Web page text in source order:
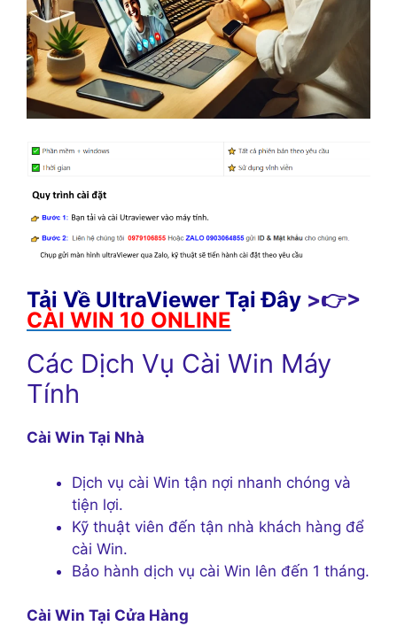
Tải Về UltraViewer Tại Đây >👉>
CÀI WIN 10 ONLINE
Các Dịch Vụ Cài Win Máy
Tính
Cài Win Tại Nhà
Dịch vụ cài Win tận nợi nhanh chóng và
tiện lợi.
Kỹ thuật viên đến tận nhà khách hàng để
cài Win.
Bảo hành dịch vụ cài Win lên đến 1 tháng.
Cài Win Tại Cửa Hàng